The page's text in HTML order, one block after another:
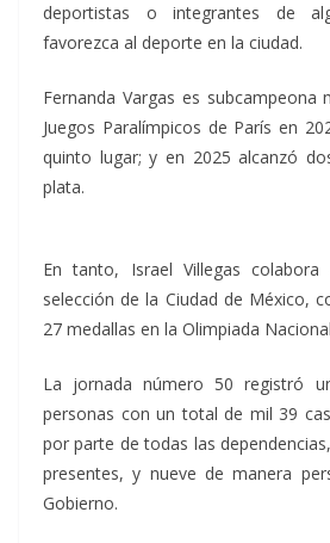
deportistas o integrantes de
favorezca al deporte en la ciudad.
Fernanda Vargas es subcampeona
Juegos Paralímpicos de París en
quinto lugar; y en 2025 alcanzó
plata.
En tanto, Israel Villegas
selección de la Ciudad de México,
27 medallas en la Olimpiada
La jornada número 50 registró
personas con un total de mil 39
por parte de todas las
presentes, y nueve de manera
Gobierno.